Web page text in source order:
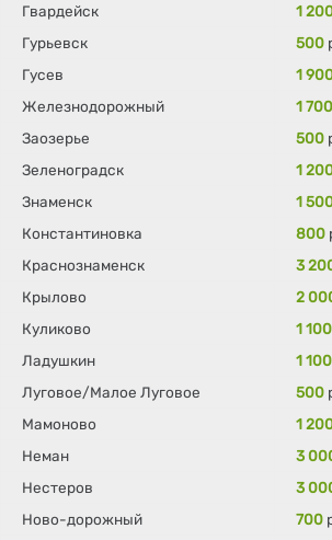
Гвардейск
1
Гурьевск
500
Гусев
1
Железнодорожный
1 700
Заозерье
500
Зеленоградск
1
Знаменск
1
Константиновка
800
Краснознаменск
3
Крылово
2
Куликово
1 100
Ладушкин
1 100
Луговое/Малое Луговое
500
Мамоново
1
Неман
3
Нестеров
3
Ново-дорожный
700